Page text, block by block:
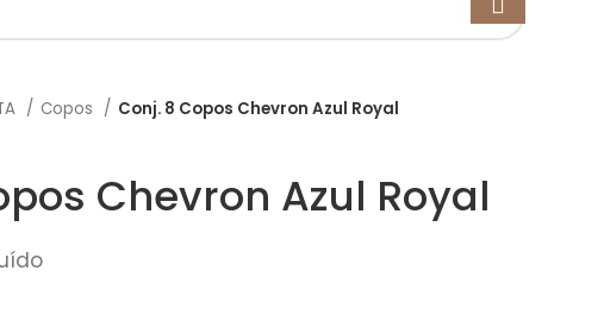
Copos Conj. 8 Copos Chevron Azul Royal
Chevron Azul Royal